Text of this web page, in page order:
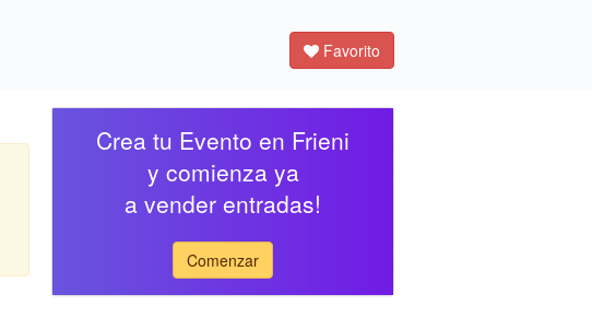
Favorito
Crea tu Evento en Frieni
y comienza ya
a vender entradas!
Comenzar